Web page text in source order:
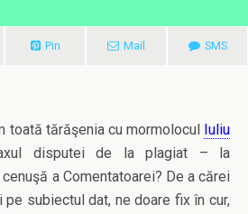
Pin Mail SMS
toată tărăşenia cu mormolocul Iuliu
disputei de la plagiat – la
a Comentatoarei? De a cărei
subiectul dat, ne doare fix în cur,